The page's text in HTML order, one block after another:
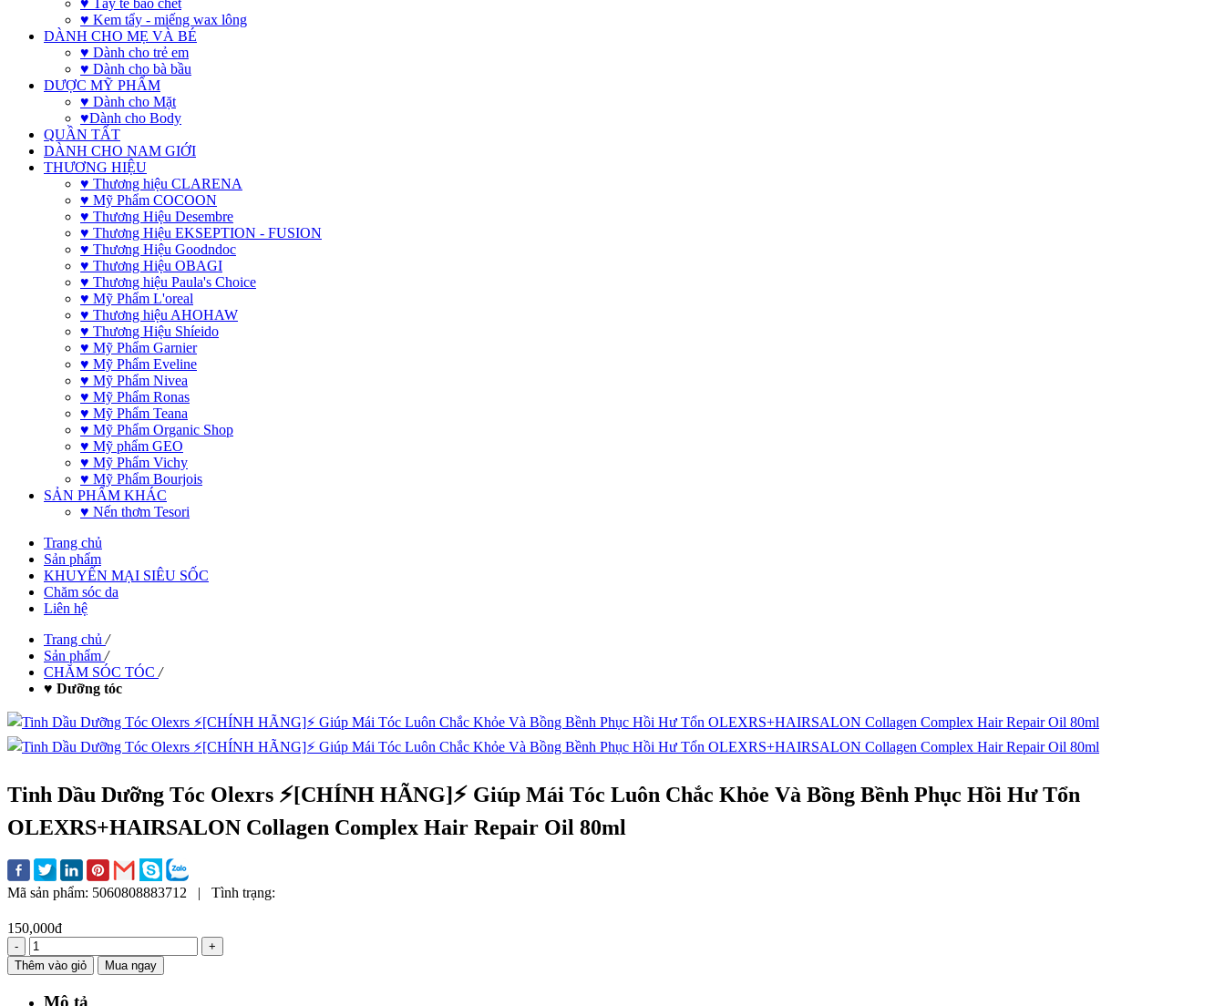
♥ Kem tẩy - miếng wax lông
DÀNH CHO MẸ VÀ BÉ
♥ Dành cho trẻ em
♥ Dành cho bà bầu
DƯỢC MỸ PHẨM
♥ Dành cho Mặt
♥Dành cho Body
QUẦN TẤT
DÀNH CHO NAM GIỚI
THƯƠNG HIỆU
♥ Thương hiệu CLARENA
♥ Mỹ Phẩm COCOON
♥ Thương Hiệu Desembre
♥ Thương Hiệu EKSEPTION - FUSION
♥ Thương Hiệu Goodndoc
♥ Thương Hiệu OBAGI
♥ Thương hiệu Paula's Choice
♥ Mỹ Phẩm L'oreal
♥ Thương hiệu AHOHAW
♥ Thương Hiệu Shíeido
♥ Mỹ Phẩm Garnier
♥ Mỹ Phẩm Eveline
♥ Mỹ Phẩm Nivea
♥ Mỹ Phẩm Ronas
♥ Mỹ Phẩm Teana
♥ Mỹ Phẩm Organic Shop
♥ Mỹ phẩm GEO
♥ Mỹ Phẩm Vichy
♥ Mỹ Phẩm Bourjois
SẢN PHẨM KHÁC
♥ Nến thơm Tesori
Trang chủ
Sản phẩm
KHUYẾN MẠI SIÊU SỐC
Chăm sóc da
Liên hệ
Trang chủ /
Sản phẩm /
CHĂM SÓC TÓC /
♥ Dưỡng tóc
Tinh Dầu Dưỡng Tóc Olexrs ⚡[CHÍNH HÃNG]⚡ Giúp Mái Tóc Luôn Chắc Khỏe Và Bồng Bềnh Phục Hồi Hư Tổn
OLEXRS+HAIRSALON Collagen Complex Hair Repair Oil 80ml
Mã sản phẩm: 5060808883712 | Tình trạng:
150,000đ
-
+
Thêm vào giỏ
Mua ngay
Mô tả